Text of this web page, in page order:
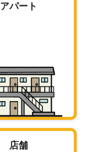
アパート
店舗